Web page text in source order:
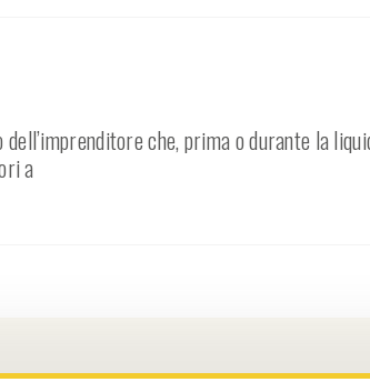
che, prima o durante la
a